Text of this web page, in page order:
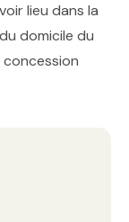
lieu dans la
domicile du